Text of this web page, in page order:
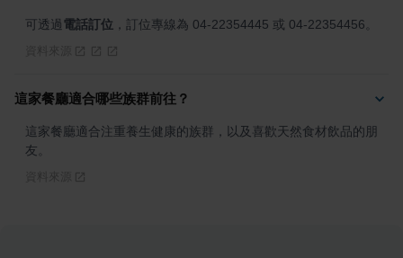
可透過電話訂位 ，訂位專線為 04-22354445 或 04-22354456。
這家餐廳適合哪些族群前往？
這家餐廳適合注重養生健康的族群，以及喜歡天然食材飲品的朋
友。